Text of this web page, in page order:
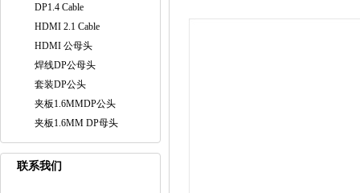
DP1.4 Cable
HDMI 2.1 Cable
HDMI 公母头
焊线DP公母头
套装DP公头
夹板1.6MMDP公头
夹板1.6MM DP母头
联系我们